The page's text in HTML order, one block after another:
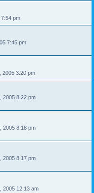
pm
7:45 pm
2005 3:20 pm
2005 8:22 pm
2005 8:18 pm
2005 8:17 pm
2005 12:13 am